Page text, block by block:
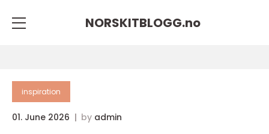
NORSKITBLOGG.no
inspiration
01. June 2026 by admin